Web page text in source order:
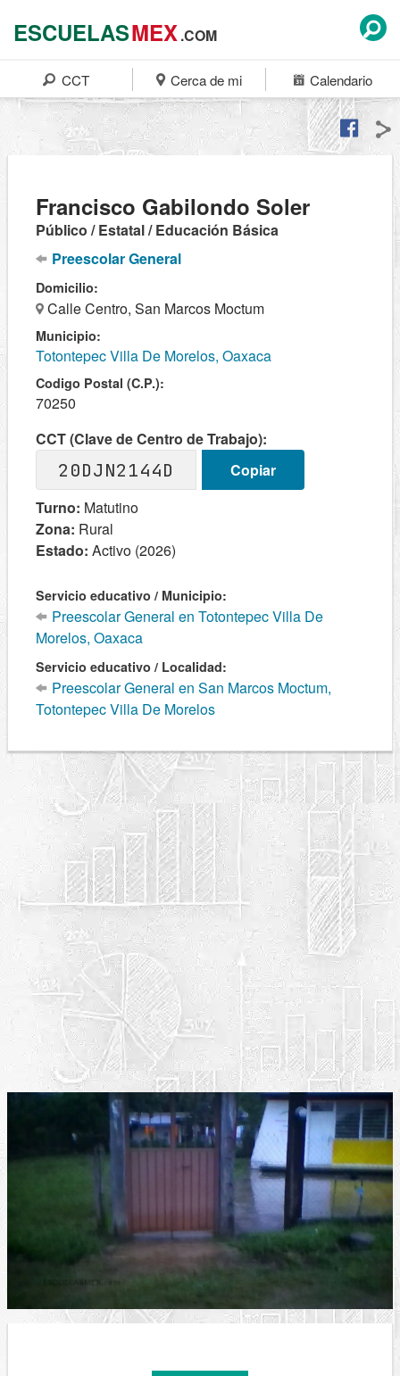
ESCUELASMEX.COM
CCT Cerca de mi Calendario
Francisco Gabilondo Soler
Público / Estatal / Educación Básica
Preescolar General
Domicilio:
Calle Centro, San Marcos Moctum
Municipio:
Totontepec Villa De Morelos, Oaxaca
Codigo Postal (C.P.):
70250
CCT (Clave de Centro de Trabajo):
20DJN2144D
Copiar
Turno: Matutino
Zona: Rural
Estado: Activo (2026)
Servicio educativo / Municipio:
Preescolar General en Totontepec Villa De
Morelos, Oaxaca
Servicio educativo / Localidad:
Preescolar General en San Marcos Moctum,
Totontepec Villa De Morelos